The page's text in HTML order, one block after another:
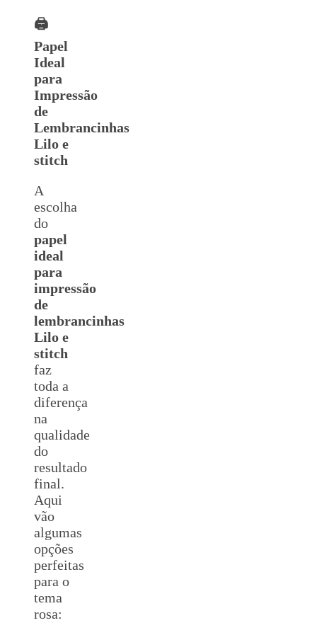
🖨️
Papel
Ideal
para
Impressão
de
Lembrancinhas
Lilo e
stitch
A
escolha
do
papel
ideal
para
impressão
de
lembrancinhas
Lilo e
stitch
faz
toda a
diferença
na
qualidade
do
resultado
final.
Aqui
vão
algumas
opções
perfeitas
para o
tema
rosa: